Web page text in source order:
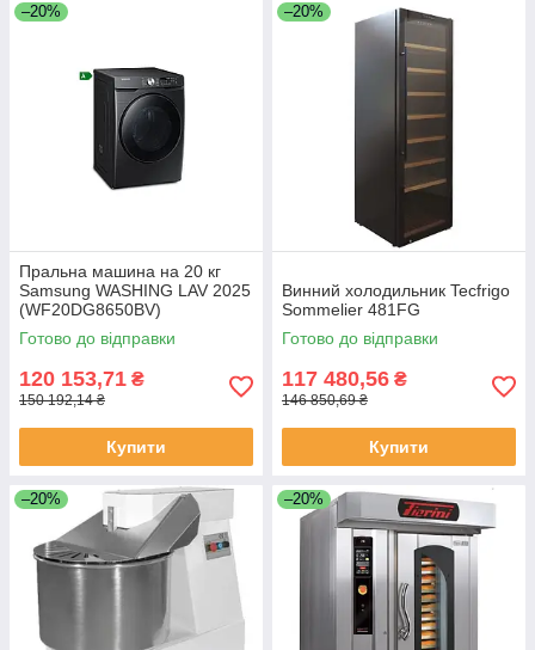
–20%
Пральна машина на 20 кг
Samsung WASHING LAV 2025
(WF20DG8650BV)
Готово до відправки
120 153,71 ₴
150 192,14 ₴
Купити
–20%
Винний холодильник Tecfrigo
Sommelier 481FG
Готово до відправки
117 480,56 ₴
146 850,69 ₴
Купити
–20% –20%